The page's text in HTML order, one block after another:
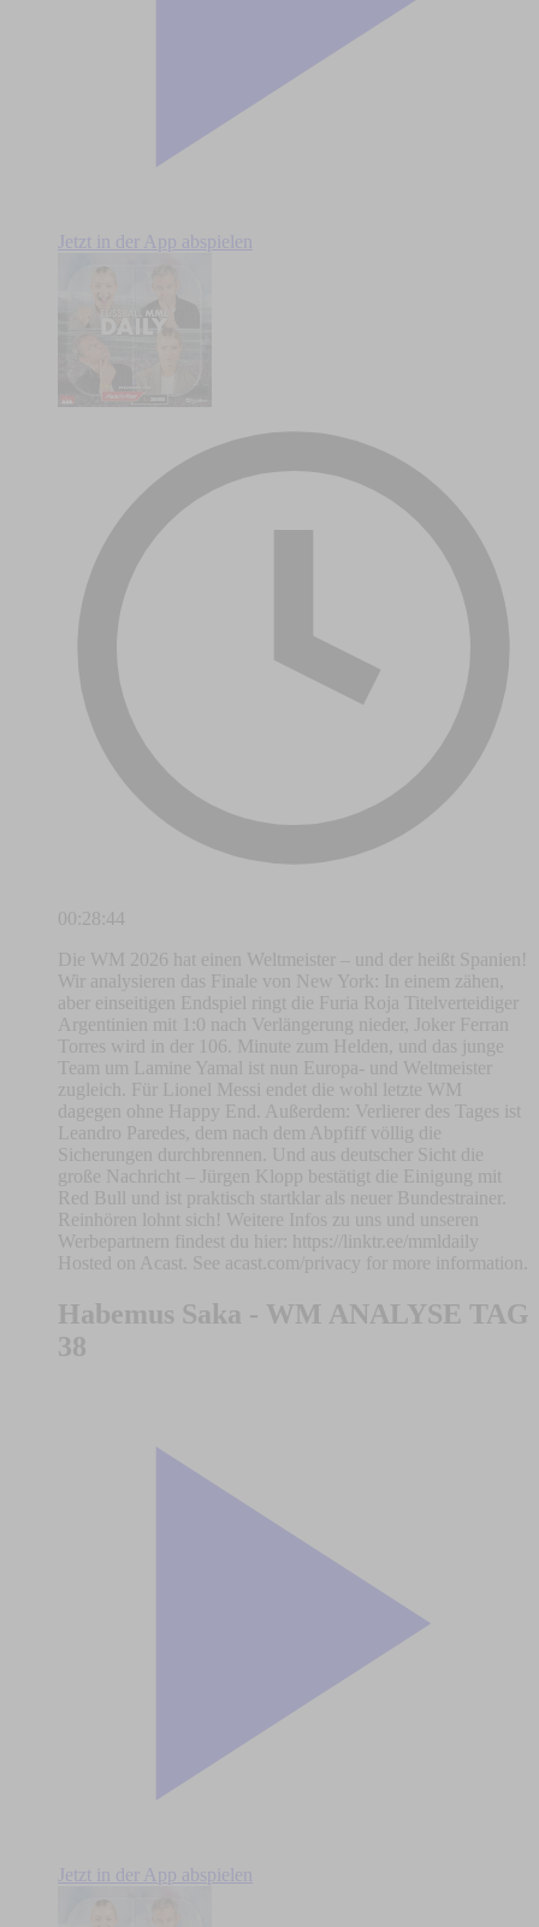
Jetzt in der App abspielen
00:28:44
Die WM 2026 hat einen Weltmeister – und der heißt Spanien!
Wir analysieren das Finale von New York: In einem zähen,
aber einseitigen Endspiel ringt die Furia Roja Titelverteidiger
Argentinien mit 1:0 nach Verlängerung nieder, Joker Ferran
Torres wird in der 106. Minute zum Helden, und das junge
Team um Lamine Yamal ist nun Europa- und Weltmeister
zugleich. Für Lionel Messi endet die wohl letzte WM
dagegen ohne Happy End. Außerdem: Verlierer des Tages ist
Leandro Paredes, dem nach dem Abpfiff völlig die
Sicherungen durchbrennen. Und aus deutscher Sicht die
große Nachricht – Jürgen Klopp bestätigt die Einigung mit
Red Bull und ist praktisch startklar als neuer Bundestrainer.
Reinhören lohnt sich! Weitere Infos zu uns und unseren
Werbepartnern findest du hier: https://linktr.ee/mmldaily
Hosted on Acast. See acast.com/privacy for more information.
Habemus Saka - WM ANALYSE TAG
38
Jetzt in der App abspielen